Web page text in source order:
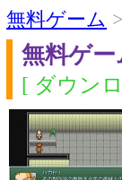
無料ゲーム >
無料ゲ
[ ダウン